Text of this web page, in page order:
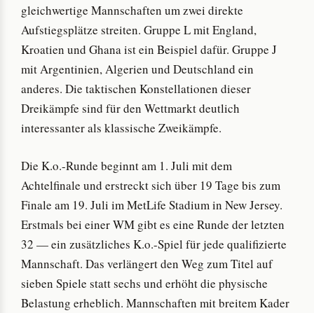
gleichwertige Mannschaften um zwei direkte
Aufstiegsplätze streiten. Gruppe L mit England,
Kroatien und Ghana ist ein Beispiel dafür. Gruppe J
mit Argentinien, Algerien und Deutschland ein
anderes. Die taktischen Konstellationen dieser
Dreikämpfe sind für den Wettmarkt deutlich
interessanter als klassische Zweikämpfe.
Die K.o.-Runde beginnt am 1. Juli mit dem
Achtelfinale und erstreckt sich über 19 Tage bis zum
Finale am 19. Juli im MetLife Stadium in New Jersey.
Erstmals bei einer WM gibt es eine Runde der letzten
32 — ein zusätzliches K.o.-Spiel für jede qualifizierte
Mannschaft. Das verlängert den Weg zum Titel auf
sieben Spiele statt sechs und erhöht die physische
Belastung erheblich. Mannschaften mit breitem Kader